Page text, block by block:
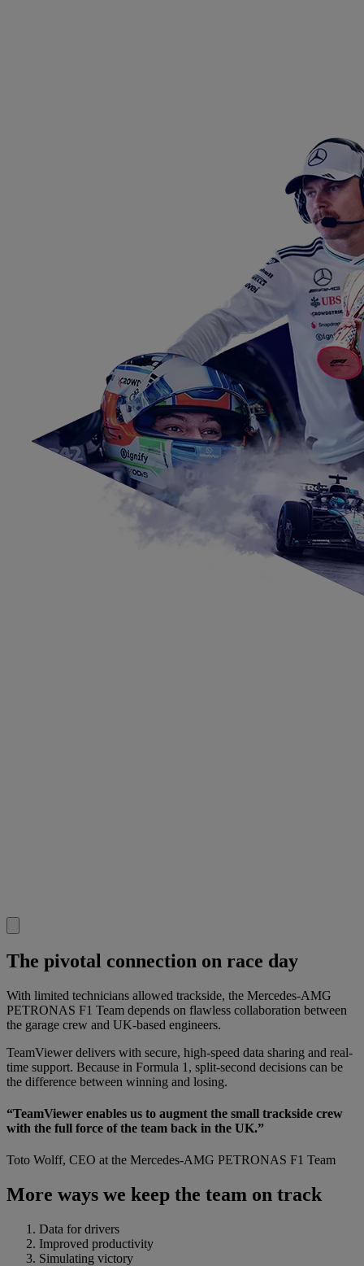
The pivotal connection on race day
With limited technicians allowed trackside, the Mercedes-AMG
PETRONAS F1 Team depends on flawless collaboration between
the garage crew and UK-based engineers.
TeamViewer delivers with secure, high-speed data sharing and real-
time support. Because in Formula 1, split-second decisions can be
the difference between winning and losing.
“TeamViewer enables us to augment the small trackside crew
with the full force of the team back in the UK.”
Toto Wolff, CEO at the Mercedes-AMG PETRONAS F1 Team
More ways we keep the team on track
Data for drivers
Improved productivity
Simulating victory